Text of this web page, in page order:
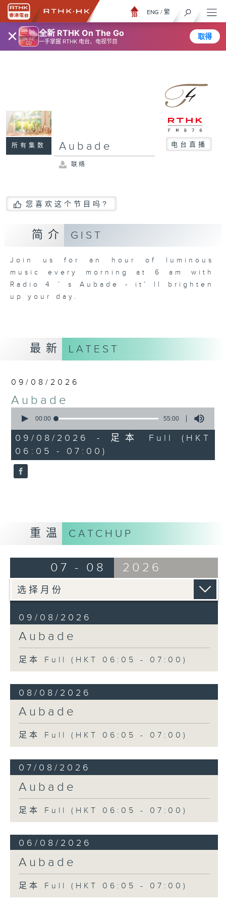
× 全新 RTHK On The Go
一手掌握 RTHK 电台、电视节目
取得
ENG / 繁
所有集数 Aubade 电台直播
联络
您喜欢这个节目吗?
简介 GIST
Join us for an hour of luminous
music every morning at 6 am with
Radio 4 ’ s Aubade - it’ ll brighten
up your day.
最新 LATEST
09/08/2026
Aubade
seconds
55
minutes,
0
seconds
00:00 55:00
09/08/2026 - 足本 Full (HKT
06:05 - 07:00)
重温 CATCHUP
07 - 08 2026
09/08/2026
Aubade
足本 Full (HKT 06:05 - 07:00)
08/08/2026
Aubade
足本 Full (HKT 06:05 - 07:00)
07/08/2026
Aubade
足本 Full (HKT 06:05 - 07:00)
06/08/2026
Aubade
足本 Full (HKT 06:05 - 07:00)